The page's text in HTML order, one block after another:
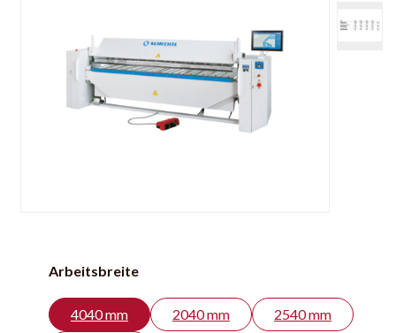
Arbeitsbreite
4040 mm 2040 mm
2540 mm